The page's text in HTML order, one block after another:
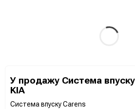
У продажу Система впуску
KIA
Система впуску Carens